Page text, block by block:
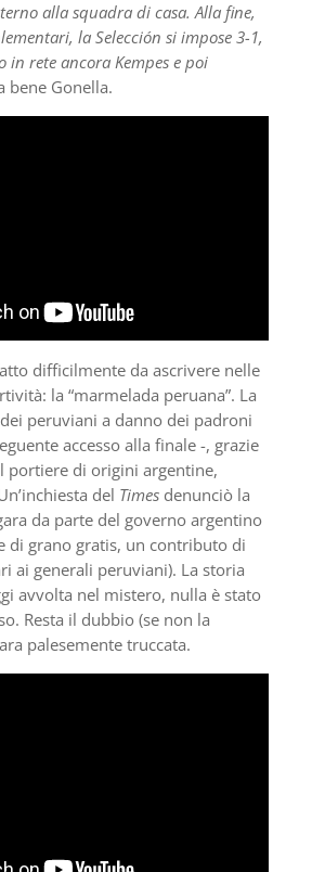
alla squadra di casa. Alla fine,
la Selección si impose 3-1,
in rete ancora Kempes e poi
bene Gonella.
difficilmente da ascrivere nelle
la “marmelada peruana”. La
peruviani a danno dei padroni
accesso alla finale -, grazie
portiere di origini argentine,
del Times denunciò la
da parte del governo argentino
di grano gratis, un contributo di
ai generali peruviani). La storia
avvolta nel mistero, nulla è stato
Resta il dubbio (se non la
palesemente truccata.